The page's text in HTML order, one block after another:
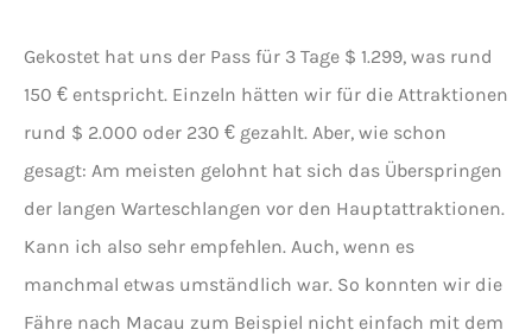
Gekostet hat uns der Pass für 3 Tage $ 1.299, was rund
150 € entspricht. Einzeln hätten wir für die Attraktionen
rund $ 2.000 oder 230 € gezahlt. Aber, wie schon
gesagt: Am meisten gelohnt hat sich das Überspringen
der langen Warteschlangen vor den Hauptattraktionen.
Kann ich also sehr empfehlen. Auch, wenn es
manchmal etwas umständlich war. So konnten wir die
Fähre nach Macau zum Beispiel nicht einfach mit dem